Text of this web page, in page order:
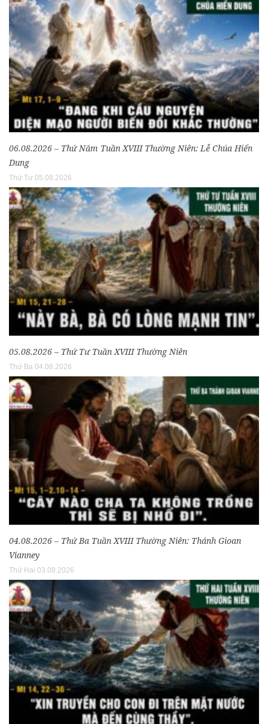
06.08.2026 – Thứ Năm Tuần XVIII Thường Niên: Lễ Chúa Hiển
Dung
Thứ Tư 05.08.2026
05.08.2026 – Thứ Tư Tuần XVIII Thường Niên
Thứ Ba 04.08.2026
04.08.2026 – Thứ Ba Tuần XVIII Thường Niên: Thánh Gioan
Vianney
Thứ Hai 03.08.2026